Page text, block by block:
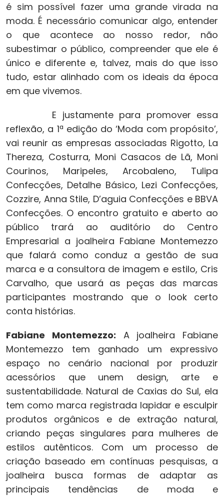
é sim possível fazer uma grande virada na
moda. É necessário comunicar algo, entender
o que acontece ao nosso redor, não
subestimar o público, compreender que ele é
único e diferente e, talvez, mais do que isso
tudo, estar alinhado com os ideais da época
em que vivemos.
E justamente para promover essa
reflexão, a 1ª edição do ‘Moda com propósito’,
vai reunir as empresas associadas Rigotto, La
Thereza, Costurra, Moni Casacos de Lã, Moni
Courinos, Maripeles, Arcobaleno, Tulipa
Confecções, Detalhe Básico, Lezi Confecções,
Cozzire, Anna Stile, D’aguia Confecções e BBVA
Confecções. O encontro gratuito e aberto ao
público trará ao auditório do Centro
Empresarial a joalheira Fabiane Montemezzo
que falará como conduz a gestão de sua
marca e a consultora de imagem e estilo, Cris
Carvalho, que usará as peças das marcas
participantes mostrando que o look certo
conta histórias.
Fabiane Montemezzo: A joalheira Fabiane
Montemezzo tem ganhado um expressivo
espaço no cenário nacional por produzir
acessórios que unem design, arte e
sustentabilidade. Natural de Caxias do Sul, ela
tem como marca registrada lapidar e esculpir
produtos orgânicos e de extração natural,
criando peças singulares para mulheres de
estilos autênticos. Com um processo de
criação baseado em contínuas pesquisas, a
joalheira busca formas de adaptar as
principais tendências de moda e